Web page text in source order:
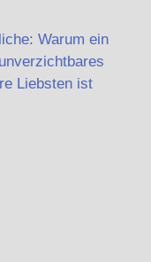
Warum ein
Liebsten ist